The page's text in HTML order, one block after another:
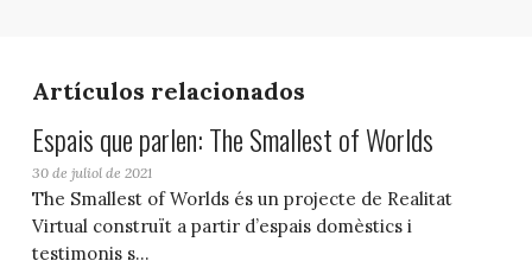
Artículos relacionados
Espais que parlen: The Smallest of Worlds
30 de juliol de 2021
The Smallest of Worlds és un projecte de Realitat
Virtual construït a partir d’espais domèstics i
testimonis s...